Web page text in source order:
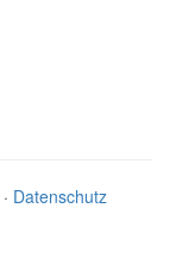
· Datenschutz